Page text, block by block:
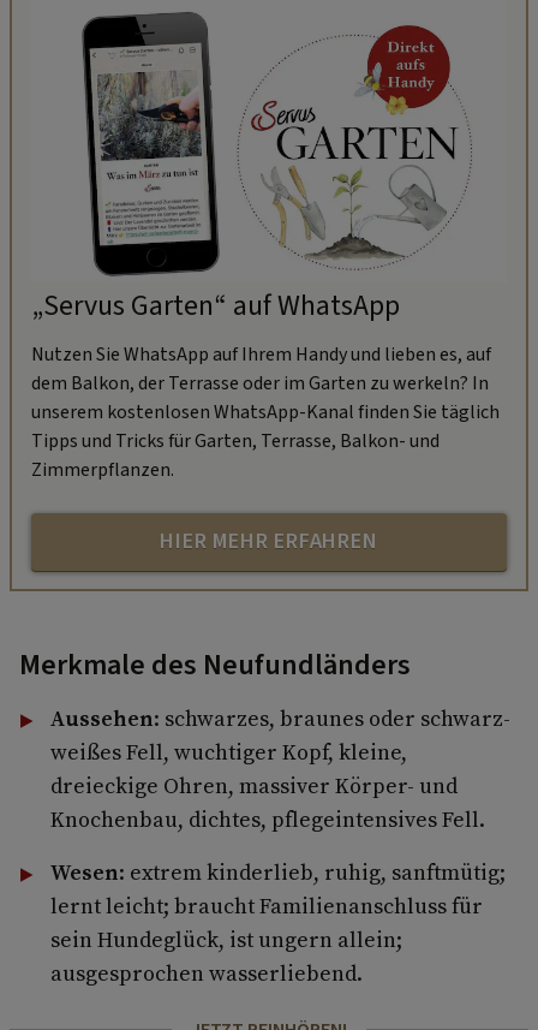
„Servus Garten“ auf WhatsApp
Nutzen Sie WhatsApp auf Ihrem Handy und lieben es, auf
dem Balkon, der Terrasse oder im Garten zu werkeln? In
unserem kostenlosen WhatsApp-Kanal finden Sie täglich
Tipps und Tricks für Garten, Terrasse, Balkon- und
Zimmerpflanzen.
HIER MEHR ERFAHREN
Merkmale des Neufundländers
Aussehen: schwarzes, braunes oder schwarz-
weißes Fell, wuchtiger Kopf, kleine,
dreieckige Ohren, massiver Körper- und
Knochenbau, dichtes, pflegeintensives Fell.
Wesen: extrem kinderlieb, ruhig, sanftmütig;
lernt leicht; braucht Familienanschluss für
sein Hundeglück, ist ungern allein;
ausgesprochen wasserliebend.